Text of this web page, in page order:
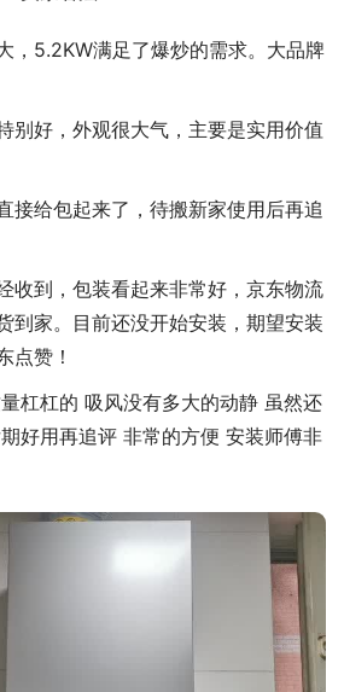
，5.2KW满足了爆炒的需求。大品牌
别好，外观很大气，主要是实用价值
接给包起来了，待搬新家使用后再追
收到，包装看起来非常好，京东物流
到家。目前还没开始安装，期望安装
点赞！
杠杠的 吸风没有多大的动静 虽然还
好用再追评 非常的方便 安装师傅非